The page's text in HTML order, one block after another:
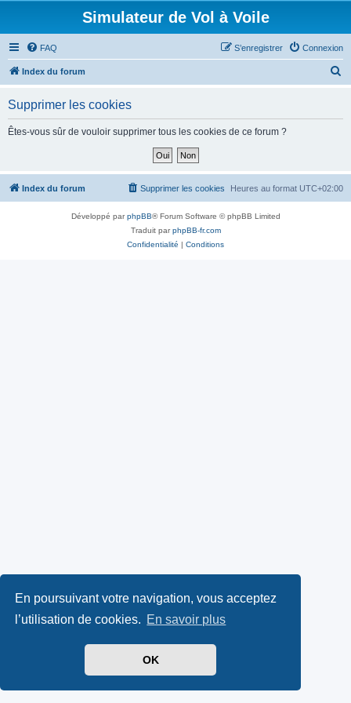
En poursuivant votre navigation, vous acceptez
l’utilisation de cookies. En savoir plus
OK
Simulateur de Vol à Voile
FAQ Connexion
S’enregistrer
Index du forum
h
Supprimer les cookies
Êtes-vous sûr de vouloir supprimer tous les cookies de ce forum ?
Index du forum Heures au format UTC+02:00
Supprimer les cookies
Développé parphpBB® Forum Software © phpBB Limited
Traduit parphpBB-fr.com
Confidentialité | Conditions